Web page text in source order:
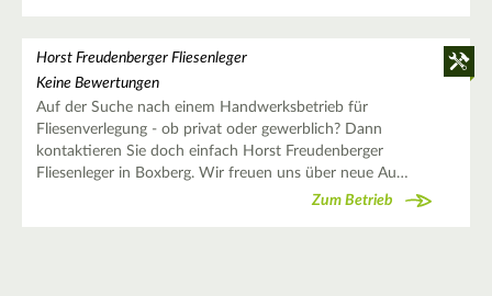
Horst Freudenberger Fliesenleger
Keine Bewertungen
Auf der Suche nach einem Handwerksbetrieb für
Fliesenverlegung - ob privat oder gewerblich? Dann
kontaktieren Sie doch einfach Horst Freudenberger
Fliesenleger in Boxberg. Wir freuen uns über neue Au…
Zum Betrieb